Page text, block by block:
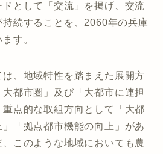
として「交流」を掲げ、交流
持続することを、2060年の兵庫
す。
、地域特性を踏まえた展開方
都市圏」及び「大都市に連担
点的な取組方向として「大都
「拠点都市機能の向上」があ
このような地域においても農